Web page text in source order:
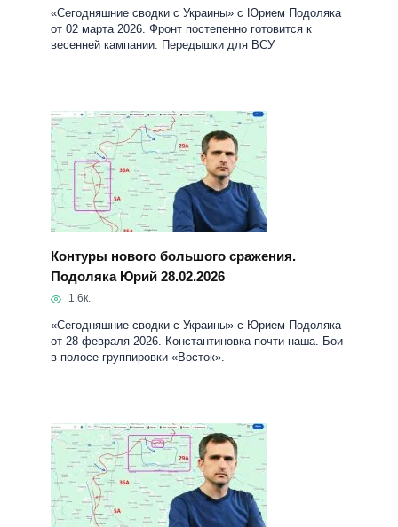
«Сегодняшние сводки с Украины» с Юрием Подоляка
от 02 марта 2026. Фронт постепенно готовится к
весенней кампании. Передышки для ВСУ
Контуры нового большого сражения.
Подоляка Юрий 28.02.2026
1.6к.
«Сегодняшние сводки с Украины» с Юрием Подоляка
от 28 февраля 2026. Константиновка почти наша. Бои
в полосе группировки «Восток».